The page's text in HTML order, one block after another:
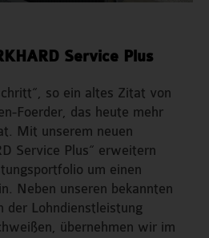
Service Plus
so ein altes Zitat von
Foerder, das heute mehr
Mit unserem neuen
Service Plus“ erweitern
um einen
Neben unseren bekannten
der Lohndienstleistung
übernehmen wir im